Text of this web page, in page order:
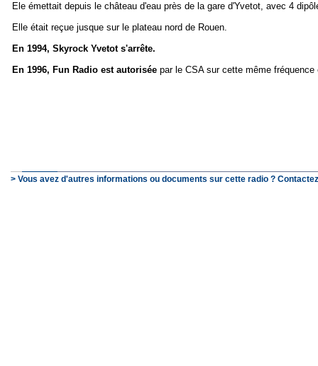
Ele émettait depuis le château d'eau près de la gare d'Yvetot, avec 4
Elle était reçue jusque sur le plateau nord de Rouen.
En 1994, Skyrock Yvetot s'arrête.
En 1996, Fun Radio est autorisée par le CSA sur cette même fréquence
> Vous avez d'autres informations ou documents sur cette radio ?